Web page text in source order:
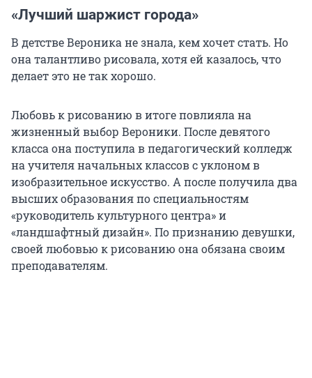
«Лучший шаржист города»
В детстве Вероника не знала, кем хочет стать. Но
она талантливо рисовала, хотя ей казалось, что
делает это не так хорошо.
Любовь к рисованию в итоге повлияла на
жизненный выбор Вероники. После девятого
класса она поступила в педагогический колледж
на учителя начальных классов с уклоном в
изобразительное искусство. А после получила два
высших образования по специальностям
«руководитель культурного центра» и
«ландшафтный дизайн». По признанию девушки,
своей любовью к рисованию она обязана своим
преподавателям.